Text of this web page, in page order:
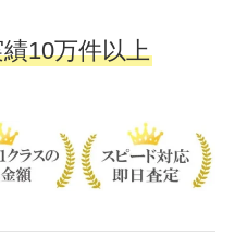
10万件以上